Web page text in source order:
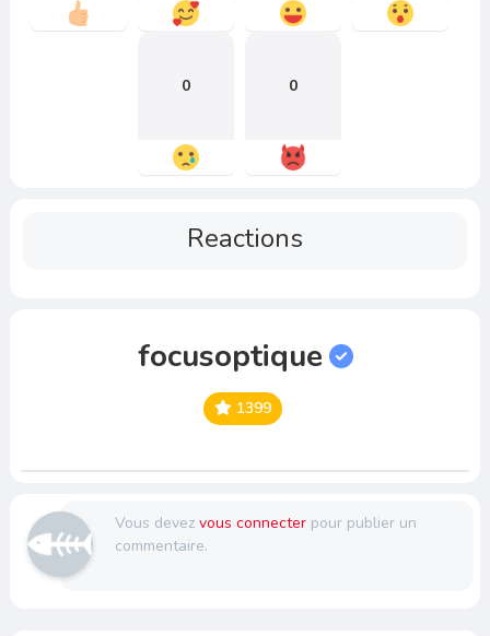
0 0
Reactions
focusoptique
1399
Vous devez vous connecterpour publier un
commentaire.